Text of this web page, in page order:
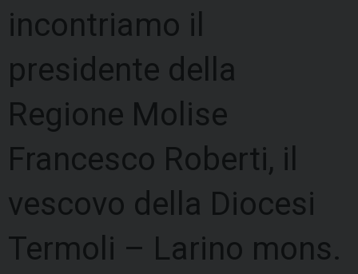
incontriamo il
presidente della
Regione Molise
Francesco Roberti, il
vescovo della Diocesi
Termoli – Larino mons.